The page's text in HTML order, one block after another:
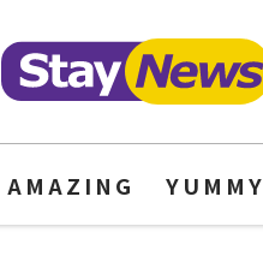
AMAZING YUMMY